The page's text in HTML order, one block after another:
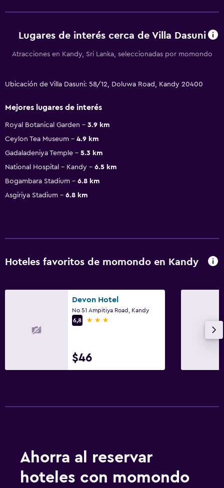
Lugares de interés cerca de Villa Dasuni
Atracciones en Kandy, Sri Lanka, seleccionadas por momondo
Ubicación de Villa Dasuni: 58/12, Doluwa Road, Kandy 20400
Mejores lugares de interés
Royal Botanical Garden
3.9 km
Ceylon Tea Museum
4.9 km
Gadaladeniya Temple
5.3 km
National Hospital - Kandy
6.5 km
Bogambara Stadium
6.8 km
Asgiriya Stadium
6.8 km
Hoteles favoritos de momondo en Kandy
Devon Hotel
No 51 Ampitiya Road, Kandy
6,8
3 estrellas
$46
Ahorra al reservar
hoteles con momondo